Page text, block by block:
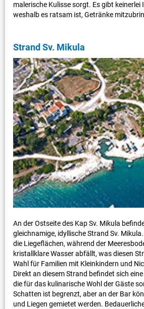
malerische Kulisse sorgt. Es gibt
weshalb es ratsam ist, Getränke
Strand Sv. Mikula
An der Ostseite des Kap Sv. Mikula
gleichnamige, idyllische Strand Sv.
die Liegeflächen, während der
kristallklare Wasser abfällt, was diesen
Wahl für Familien mit Kleinkindern und
Direkt an diesem Strand befindet sich
die für das kulinarische Wohl der Gäste
Schatten ist begrenzt, aber an der Bar
und Liegen gemietet werden.